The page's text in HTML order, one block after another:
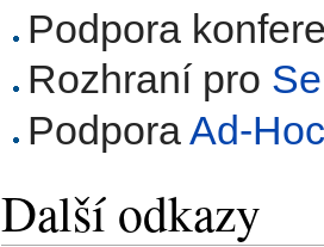
Podpora
Rozhraní pro
PodporaAd-
Další odkazy